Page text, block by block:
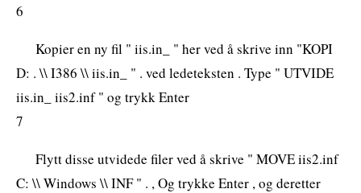
6
Kopier en ny fil " iis.in_ " her ved å skrive inn "KOPI
D: . \\ I386 \\ iis.in_ " . ved ledeteksten . Type " UTVIDE
iis.in_ iis2.inf " og trykk Enter
7
Flytt disse utvidede filer ved å skrive " MOVE iis2.inf
C: \\ Windows \\ INF " . , Og trykke Enter , og deretter